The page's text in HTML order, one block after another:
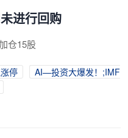
进行回购
仓15股
停
AI—投资大爆发！;IMF